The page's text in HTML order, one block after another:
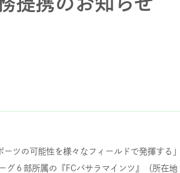
ーツの可能性を様々なフィールドで発揮す
グ６部所属の『FCバサラマインツ』（所在